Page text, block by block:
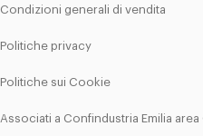
Condizioni generali di vendita
Politiche privacy
Politiche sui Cookie
Associati a Confindustria Emilia